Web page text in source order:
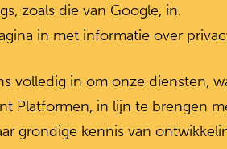
zoals die van Google, in.
in met informatie over
volledig in om onze diensten,
Platformen, in lijn te brengen
grondige kennis van